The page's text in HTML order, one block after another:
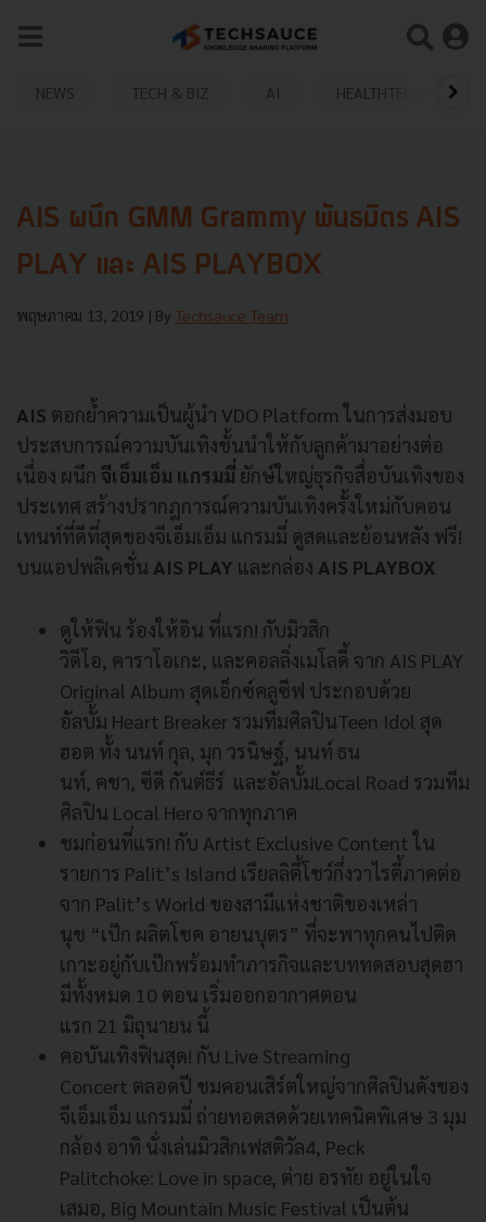
NEWS TECH & BIZ AI HEALTHTECH
AIS ผนึก GMM Grammy พันธมิตร AIS
PLAY และ AIS PLAYBOX
พฤษภาคม 13, 2019 | By Techsauce Team
AIS ตอกย้ำความเป็นผู้นำ VDO Platform ในการส่งมอบ
ประสบการณ์ความบันเทิงชั้นนำให้กับลูกค้ามาอย่างต่อ
เนื่อง ผนึก จีเอ็มเอ็ม แกรมมี่ ยักษ์ใหญ่ธุรกิจสื่อบันเทิงของ
ประเทศ สร้างปรากฎการณ์ความบันเทิงครั้งใหม่กับคอน
เทนท์ที่ดีที่สุดของจีเอ็มเอ็ม แกรมมี่ ดูสดและย้อนหลัง ฟรี!
บนแอปพลิเคชั่น AIS PLAY และกล่อง AIS PLAYBOX
ดูให้ฟิน ร้องให้อิน ที่แรก! กับมิวสิก
วิดีโอ, คาราโอเกะ, และคอลลิ่งเมโลดี้ จาก AIS PLAY
Original Album สุดเอ็กซ์คลูซีฟ ประกอบด้วย
อัลบั้ม Heart Breaker รวมทีมศิลปินTeen Idol สุด
ฮอต ทั้ง นนท์ กุล, มุก วรนิษฐ์, นนท์ ธน
นท์, คชา, ซีดี กันต์ธีร์ และอัลบั้มLocal Road รวมทีม
ศิลปิน Local Hero จากทุกภาค
ชมก่อนที่แรก! กับ Artist Exclusive Content ใน
รายการ Palit’s Island เรียลลิตี้โชว์กึ่งวาไรตี้ภาคต่อ
จาก Palit’s World ของสามีแห่งชาติของเหล่า
นุช “เป๊ก ผลิตโชค อายนบุตร” ที่จะพาทุกคนไปติด
เกาะอยู่กับเป๊กพร้อมทำภารกิจและบททดสอบสุดฮา
มีทั้งหมด 10 ตอน เริ่มออกอากาศตอน
แรก 21 มิถุนายน นี้
คอบันเทิงฟินสุด! กับ Live Streaming
Concert ตลอดปี ชมคอนเสิร์ตใหญ่จากศิลปินดังของ
จีเอ็มเอ็ม แกรมมี่ ถ่ายทอดสดด้วยเทคนิคพิเศษ 3 มุม
กล้อง อาทิ นั่งเล่นมิวสิกเฟสติวัล4, Peck
Palitchoke: Love in space, ต่าย อรทัย อยู่ในใจ
เสมอ, Big Mountain Music Festival เป็นต้น